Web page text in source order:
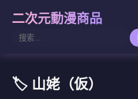
二次元動漫商品
🏷️ 山姥（仮）